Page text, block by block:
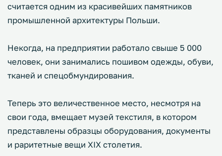
считается одним из красивейших памятников
промышленной архитектуры Польши.
Некогда, на предприятии работало свыше 5 000
человек, они занимались пошивом одежды, обуви,
тканей и спецобмундирования.
Теперь это величественное место, несмотря на
свои года, вмещает музей текстиля, в котором
представлены образцы оборудования, документы
и раритетные вещи XIX столетия.